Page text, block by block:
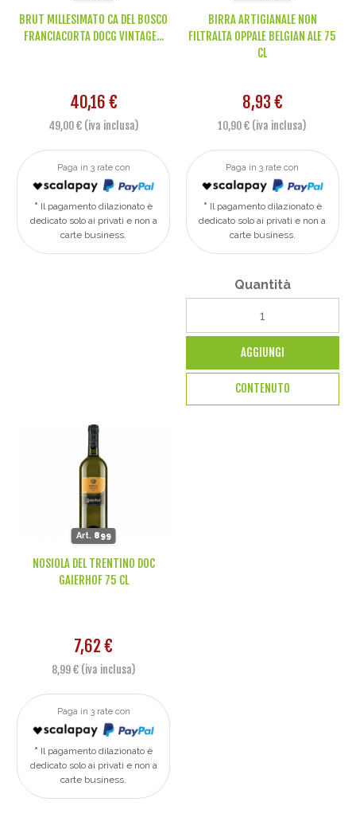
BRUT MILLESIMATO CA DEL BOSCO
FRANCIACORTA DOCG VINTAGE...
40,16 €
49,00 € (iva inclusa)
Paga in 3 rate con
Il pagamento dilazionato è
dedicato solo ai privati e non a
carte business.
BIRRA ARTIGIANALE NON
FILTRALTA OPPALE BELGIAN ALE 75
CL
8,93 €
10,90 € (iva inclusa)
Paga in 3 rate con
Il pagamento dilazionato è
dedicato solo ai privati e non a
carte business.
Quantità
AGGIUNGI
CONTENUTO
Art. 899
NOSIOLA DEL TRENTINO DOC
GAIERHOF 75 CL
7,62 €
8,99 € (iva inclusa)
Paga in 3 rate con
Il pagamento dilazionato è
dedicato solo ai privati e non a
carte business.